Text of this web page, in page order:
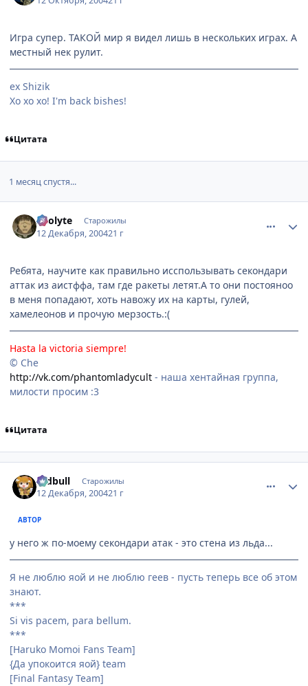
Игра супер. ТАКОЙ мир я видел лишь в нескольких играх. А
местный нек рулит.
ex Shizik
Хо хо хо! I'm back bishes!
Цитата
1 месяц спустя...
Acolyte Старожилы
12 Декабря, 200421 г
Ребята, научите как правильно исспользывать секондари
аттак из аистффа, там где ракеты летят.А то они постояноо
в меня попадают, хоть навожу их на карты, гулей,
хамелеонов и прочую мерзость.:(
Hasta la victoria siempre!
© Che
http://vk.com/phantomladycult - наша хентайная группа,
милости просим :3
Цитата
redbull Старожилы
12 Декабря, 200421 г
АВТОР
у него ж по-моему секондари атак - это стена из льда...
Я не люблю яой и не люблю геев - пусть теперь все об этом
знают.
***
Si vis pacem, para bellum.
***
[Haruko Momoi Fans Team]
{Да упокоится яой} team
[Final Fantasy Team]